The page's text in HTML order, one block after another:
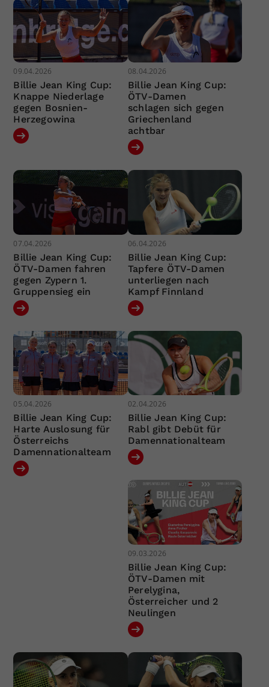
09.04.2026
Billie Jean King Cup:
Knappe Niederlage
gegen Bosnien-
Herzegowina
08.04.2026
Billie Jean King Cup:
ÖTV-Damen
schlagen sich gegen
Griechenland
achtbar
07.04.2026
Billie Jean King Cup:
ÖTV-Damen fahren
gegen Zypern 1.
Gruppensieg ein
06.04.2026
Billie Jean King Cup:
Tapfere ÖTV-Damen
unterliegen nach
Kampf Finnland
05.04.2026
Billie Jean King Cup:
Harte Auslosung für
Österreichs
Damennationalteam
02.04.2026
Billie Jean King Cup:
Rabl gibt Debüt für
Damennationalteam
09.03.2026
Billie Jean King Cup:
ÖTV-Damen mit
Perelygina,
Österreicher und 2
Neulingen